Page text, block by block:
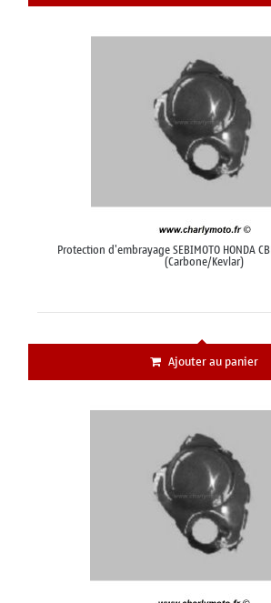
Protection d'embrayage SEBIMOTO HONDA
(Carbone/Kevlar)
Ajouter au panier